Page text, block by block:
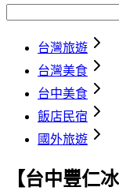
台灣旅遊
台灣美食
台中美食
飯店民宿
國外旅遊
【台中豐仁